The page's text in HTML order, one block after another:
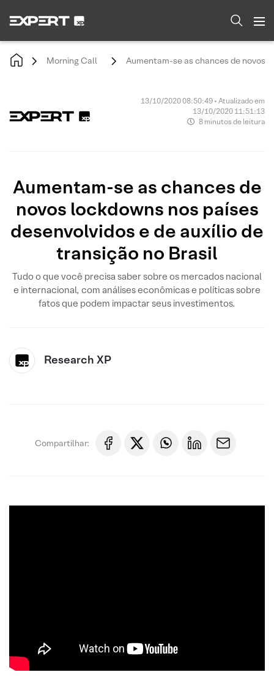
Morning Call Aumentam-se as chances de novos
13/10/2020 08:50:49 • Atualizado em
13/10/2020 11:51:13
8 minutos de leitura
Aumentam-se as chances de
novos lockdowns nos países
desenvolvidos e de auxílio de
transição no Brasil
Tudo o que você precisa saber sobre os mercados nacional
e internacional, com análises econômicas e políticas sobre
fatos que podem impactar seus investimentos.
Research XP
Compartilhar: